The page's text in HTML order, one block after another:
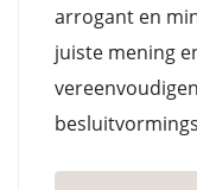
arrogant en
juiste mening